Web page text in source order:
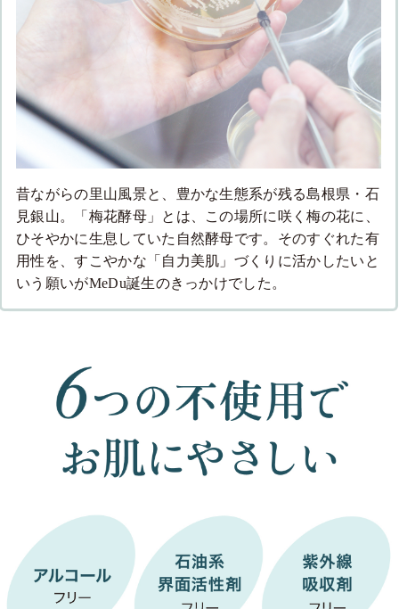
昔ながらの里山風景と、豊かな生態系が残る島根県・石
見銀山。「梅花酵母」とは、この場所に咲く梅の花に、
ひそやかに生息していた自然酵母です。そのすぐれた有
用性を、すこやかな「自力美肌」づくりに活かしたいと
いう願いがMeDu誕生のきっかけでした。